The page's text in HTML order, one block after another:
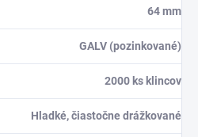
64 mm
GALV (pozinkované)
2000 ks klincov
Hladké, čiastočne drážkované